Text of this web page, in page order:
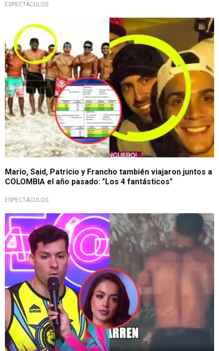
ESPECTÁCULOS
¡No era la primera vez!
Mario, Said, Patricio y Francho también viajaron juntos a
COLOMBIA el año pasado: "Los 4 fantásticos"
ESPECTÁCULOS
¡Saca cuerpo!